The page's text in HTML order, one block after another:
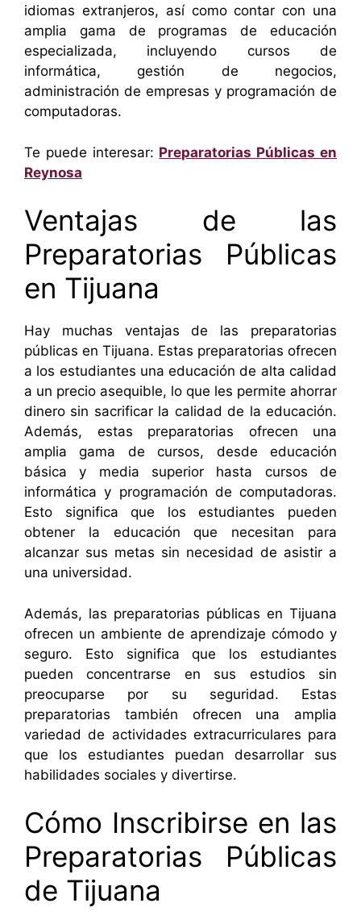
idiomas extranjeros, así como contar con una
amplia gama de programas de educación
especializada, incluyendo cursos de
informática, gestión de negocios,
administración de empresas y programación de
computadoras.
Te puede interesar: Preparatorias Públicas en
Reynosa
Ventajas de las
Preparatorias Públicas
en Tijuana
Hay muchas ventajas de las preparatorias
públicas en Tijuana. Estas preparatorias ofrecen
a los estudiantes una educación de alta calidad
a un precio asequible, lo que les permite ahorrar
dinero sin sacrificar la calidad de la educación.
Además, estas preparatorias ofrecen una
amplia gama de cursos, desde educación
básica y media superior hasta cursos de
informática y programación de computadoras.
Esto significa que los estudiantes pueden
obtener la educación que necesitan para
alcanzar sus metas sin necesidad de asistir a
una universidad.
Además, las preparatorias públicas en Tijuana
ofrecen un ambiente de aprendizaje cómodo y
seguro. Esto significa que los estudiantes
pueden concentrarse en sus estudios sin
preocuparse por su seguridad. Estas
preparatorias también ofrecen una amplia
variedad de actividades extracurriculares para
que los estudiantes puedan desarrollar sus
habilidades sociales y divertirse.
Cómo Inscribirse en las
Preparatorias Públicas
de Tijuana